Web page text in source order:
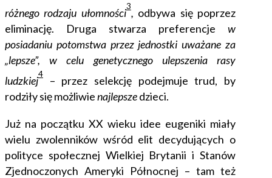
różnego rodzaju ułomności
3
, odbywa się poprzez
eliminację. Druga stwarza preferencje w
posiadaniu potomstwa przez jednostki uważane za
„lepsze”, w celu genetycznego ulepszenia rasy
ludzkiej
4
– przez selekcję podejmuje trud, by
rodziły się możliwienajlepszedzieci.
Już na początku XX wieku idee eugeniki miały
wielu zwolenników wśród elit decydujących o
polityce społecznej Wielkiej Brytanii i Stanów
Zjednoczonych Ameryki Północnej – tam też